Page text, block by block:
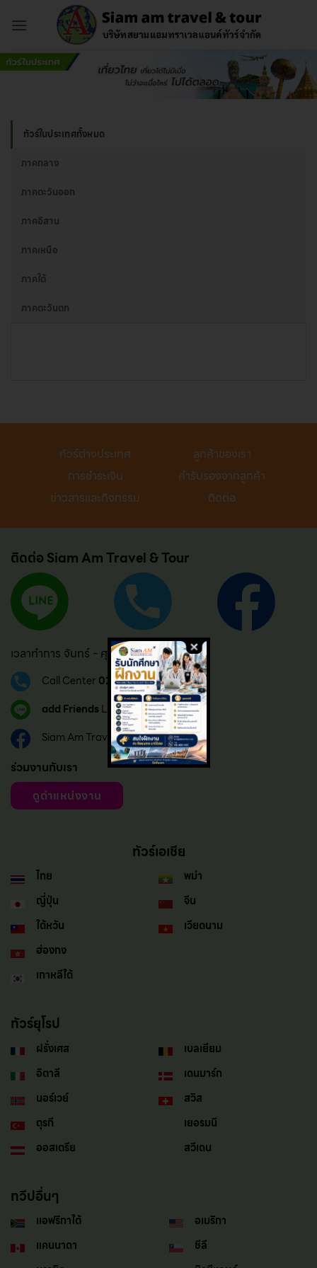
เนื้อหา
ทัวร์ในประเทศทั้งหมด
ภาคกลาง
ภาคตะวันออก
ภาคอีสาน
ภาคเหนือ
ภาคใต้
ภาคตะวันตก
ทัวร์ต่างประเทศ
ลูกค้าของเรา
การชำระเงิน
คำรับรองจากลูกค้า
ข่าวสารและกิจกรรม
ติดต่อ
ติดต่อ Siam Am Travel & Tour
เวลาทำการ จันทร์ - ศุกร์ : 08.30 – 17.30
Call Center 02 183 6124
add FriendsLINE official
Siam Am Travel & Tour
ร่วมงานกับเรา
ดูตำแหน่งงาน
ทัวร์เอเชีย
ไทย
ญี่ปุ่น
ใต้หวัน
ฮ่องกง
เกาหลีใต้
พม่า
จีน
เวียดนาม
ทัวร์ยุโรป
ฝรั่งเศส
อิตาลี
นอร์เวย์
ตุรกี
ออสเตรีย
เบลเยียม
เดนมาร์ก
สวิส
เยอรมนี
สวีเดน
ทวีปอื่นๆ
แอฟริกาใต้
แคนนาดา
อเมริกา
ชีลี